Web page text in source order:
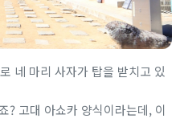
네 마리 사자가 탑을 받치고 있
? 고대 아쇼카 양식이라는데, 이